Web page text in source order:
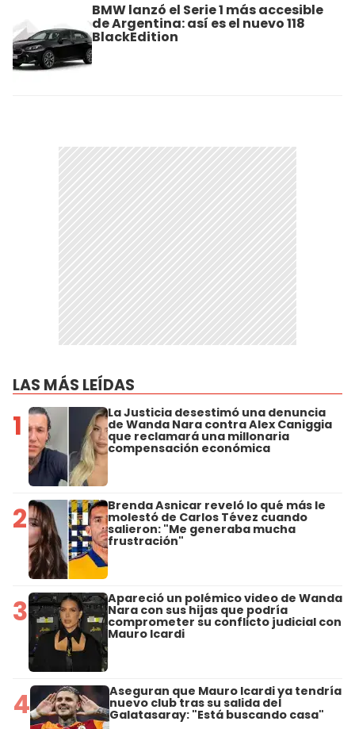
BMW lanzó el Serie 1 más accesible
de Argentina: así es el nuevo 118
BlackEdition
LAS MÁS LEÍDAS
1 La Justicia desestimó una denuncia
de Wanda Nara contra Alex Caniggia
que reclamará una millonaria
compensación económica
2 Brenda Asnicar reveló lo qué más le
molestó de Carlos Tévez cuando
salieron: "Me generaba mucha
frustración"
3 Apareció un polémico video de Wanda
Nara con sus hijas que podría
comprometer su conflicto judicial con
Mauro Icardi
4 Aseguran que Mauro Icardi ya tendría
nuevo club tras su salida del
Galatasaray: "Está buscando casa"